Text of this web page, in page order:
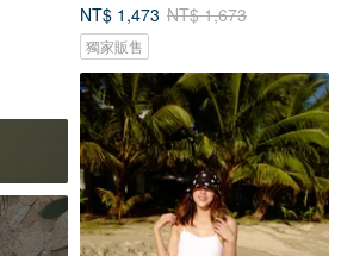
NT$ 1,473 NT$ 1,673
獨家販售